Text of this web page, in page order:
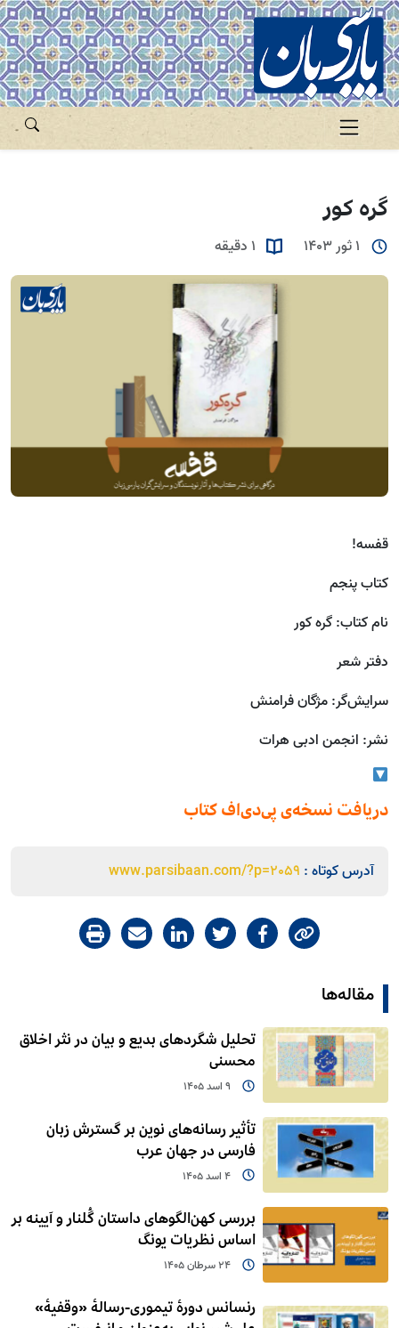
گره کور
1 ثور 1403 1 دقیقه
قفسه!
کتاب پنجم
نام کتاب: گره کور
دفتر شعر
سرایش‌گر: مژگان فرامنش
نشر: انجمن ادبی هرات
دریافت نسخه‌ی پی‌دی‌اف کتاب
آدرس کوتاه : www.parsibaan.com/?p=2059
مقاله‌ها
تحلیل شگردهای بدیع و بیان در نثر اخلاق
محسنی
9 اسد 1405
تأثیر رسانه‌های نوین بر گسترش زبان
فارسی در جهان عرب
4 اسد 1405
بررسی کهن‌الگوهای داستان گُلنار و آیینه بر
اساس نظریات یونگ
24 سرطان 1405
رنسانس دورۀ تیموری-رسالۀ «وقفیۀ»